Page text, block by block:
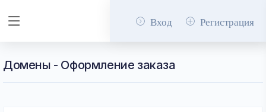
Вход Регистрация
Домены - Оформление заказа